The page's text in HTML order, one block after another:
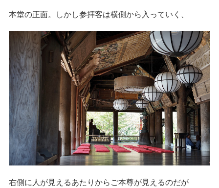
本堂の正面。しかし参拝客は横側から入っていく、
右側に人が見えるあたりからご本尊が見えるのだが